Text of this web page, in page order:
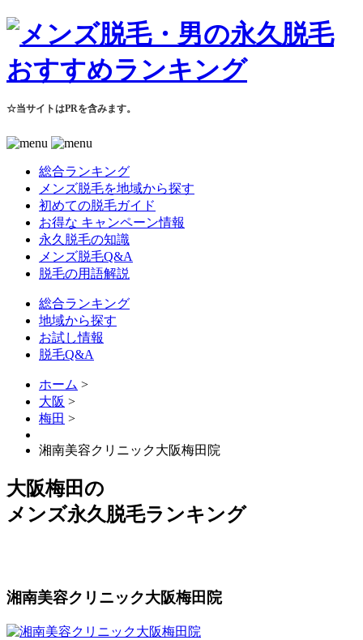
☆当サイトはPRを含みます。
総合ランキング
メンズ脱毛を地域から探す
初めての脱毛ガイド
お得な キャンペーン情報
永久脱毛の知識
メンズ脱毛Q&A
脱毛の用語解説
総合ランキング
地域から探す
お試し情報
脱毛Q&A
ホーム >
大阪 >
梅田 >
湘南美容クリニック大阪梅田院
大阪梅田 の
メンズ永久脱毛ランキング
湘南美容クリニック大阪梅田院